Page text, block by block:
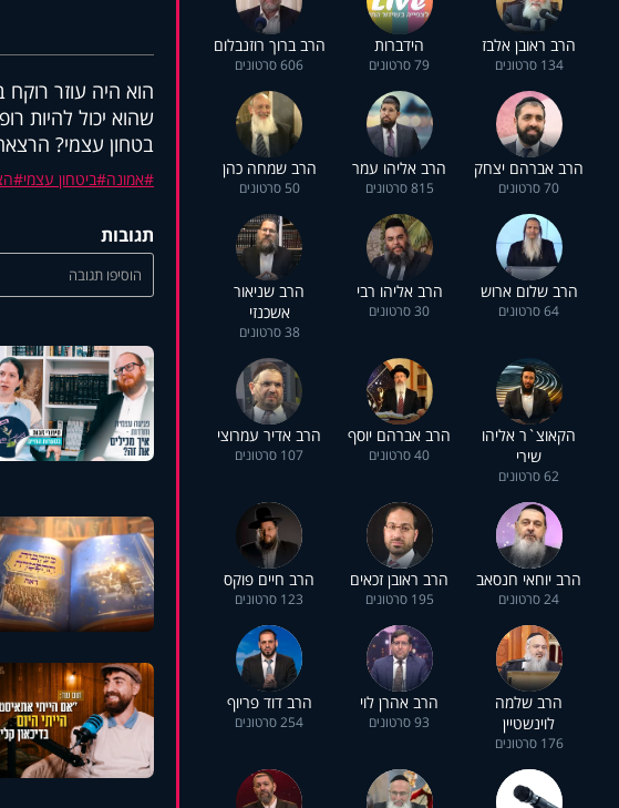
הרב ראובן אלבז
134 סרטונים
הידברות
79 סרטונים
הרב ברוך רוזנבלום
606 סרטונים
הרב אברהם יצחק
70 סרטונים
הרב אליהו עמר
815 סרטונים
הרב שמחה כהן
50 סרטונים
הרב שלום ארוש
64 סרטונים
הרב אליהו רבי
30 סרטונים
הרב שניאור
אשכנזי
38 סרטונים
הקאוצ`ר אליהו
שירי
62 סרטונים
הרב אברהם יוסף
40 סרטונים
הרב אדיר עמרוצי
107 סרטונים
הרב יוחאי חנסאב
24 סרטונים
הרב ראובן זכאים
195 סרטונים
הרב חיים פוקס
123 סרטונים
הרב שלמה
לוינשטיין
176 סרטונים
הרב אהרן לוי
93 סרטונים
הרב דוד פריוף
254 סרטונים
הוא היה עוזר רוקח
שהוא יכול להיות
בטחון עצמי?
אמונה ביטחון עצמי
תגובות
הוסיפו תגובה